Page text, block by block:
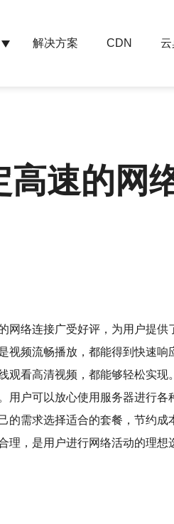
解决方案 CDN 云
速的网
络连接广受好评，为用户提供
频流畅播放，都能得到快速响
看高清视频，都能够轻松实现。
户可以放心使用服务器进行各
需求选择适合的套餐，节约成
，是用户进行网络活动的理想